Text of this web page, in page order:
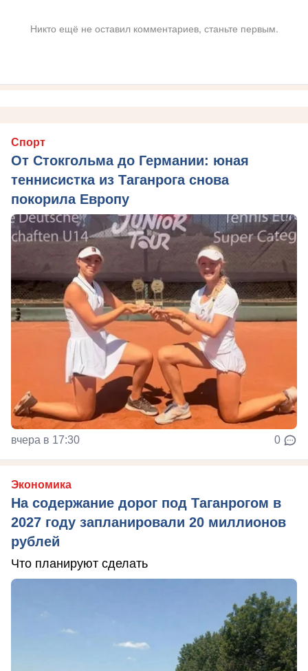
Никто ещё не оставил комментариев, станьте первым.
Спорт
От Стокгольма до Германии: юная
теннисистка из Таганрога снова
покорила Европу
вчера в 17:30 0
Экономика
На содержание дорог под Таганрогом в
2027 году запланировали 20 миллионов
рублей
Что планируют сделать